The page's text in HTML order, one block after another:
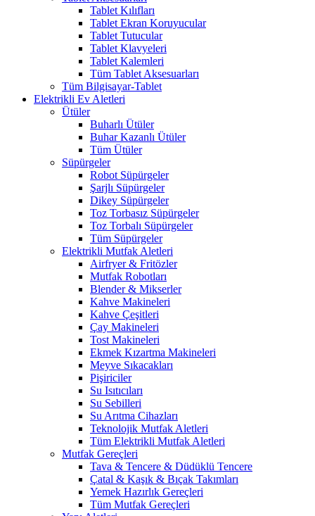
Tablet Kılıfları
Tablet Ekran Koruyucular
Tablet Tutucular
Tablet Klavyeleri
Tablet Kalemleri
Tüm Tablet Aksesuarları
Tüm Bilgisayar-Tablet
Elektrikli Ev Aletleri
Ütüler
Buharlı Ütüler
Buhar Kazanlı Ütüler
Tüm Ütüler
Süpürgeler
Robot Süpürgeler
Şarjlı Süpürgeler
Dikey Süpürgeler
Toz Torbasız Süpürgeler
Toz Torbalı Süpürgeler
Tüm Süpürgeler
Elektrikli Mutfak Aletleri
Airfryer & Fritözler
Mutfak Robotları
Blender & Mikserler
Kahve Makineleri
Kahve Çeşitleri
Çay Makineleri
Tost Makineleri
Ekmek Kızartma Makineleri
Meyve Sıkacakları
Pişiriciler
Su Isıtıcıları
Su Sebilleri
Su Arıtma Cihazları
Teknolojik Mutfak Aletleri
Tüm Elektrikli Mutfak Aletleri
Mutfak Gereçleri
Tava & Tencere & Düdüklü Tencere
Çatal & Kaşık & Bıçak Takımları
Yemek Hazırlık Gereçleri
Tüm Mutfak Gereçleri